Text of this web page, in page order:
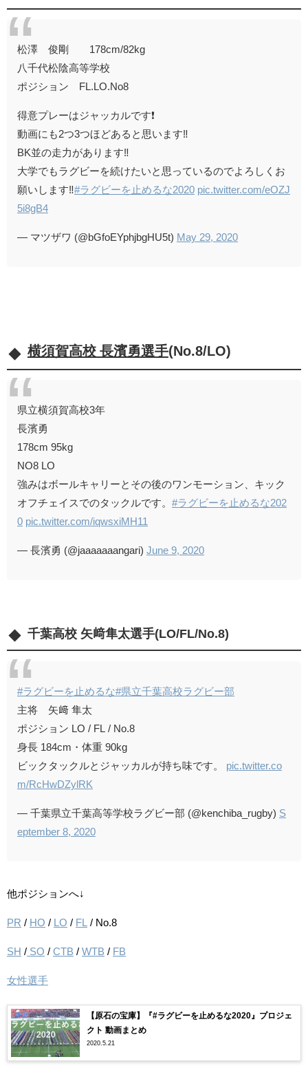
松澤 俊剛 178cm/82kg
八千代松陰高等学校
ポジション FL.LO.No8
得意プレーはジャッカルです❗
動画にも2つ3つほどあると思います‼️
BK並の走力があります‼️
大学でもラグビーを続けたいと思っているのでよろしくお
願いします‼️#ラグビーを止めるな2020 pic.twitter.com/eOZJ
5i8gB4
— マツザワ (@bGfoEYphjbgHU5t) May 29, 2020
横須賀高校 長濱勇選手(No.8/LO)
県立横須賀高校3年
長濱勇
178cm 95kg
NO8 LO
強みはボールキャリーとその後のワンモーション、キック
オフチェイスでのタックルです。 #ラグビーを止めるな202
0 pic.twitter.com/iqwsxiMH11
— 長濱勇 (@jaaaaaaangari) June 9, 2020
千葉高校 矢﨑隼太選手(LO/FL/No.8)
#ラグビーを止めるな#県立千葉高校ラグビー部
主将 矢﨑 隼太
ポジション LO / FL / No.8
身長 184cm・体重 90kg
ビックタックルとジャッカルが持ち味です。 pic.twitter.co
m/RcHwDZylRK
— 千葉県立千葉高等学校ラグビー部 (@kenchiba_rugby) S
eptember 8, 2020
他ポジションへ↓
PR / HO / LO / FL / No.8
SH / SO / CTB / WTB / FB
女性選手
【原石の宝庫】『#ラグビーを止めるな2020』プロジェ
クト 動画まとめ
2020.5.21